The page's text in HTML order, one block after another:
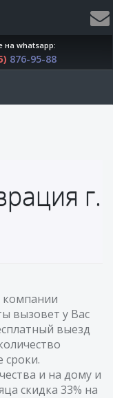
на whatsapp:
876-95-88
г.
компании
вызовет у Вас
выезд
сроки.
и на дому и
скидка 33% на